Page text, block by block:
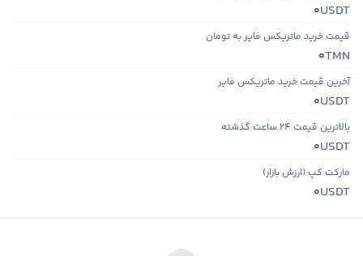
USDT
0
قیمت خرید ماتریکس فایر به تومان
TMN
0
آخرین قیمت خرید ماتریکس فایر
USDT
0
بالاترین قیمت ۲۴ ساعت گذشته
USDT
0
مارکت کپ (ارزش بازار)
USDT
0